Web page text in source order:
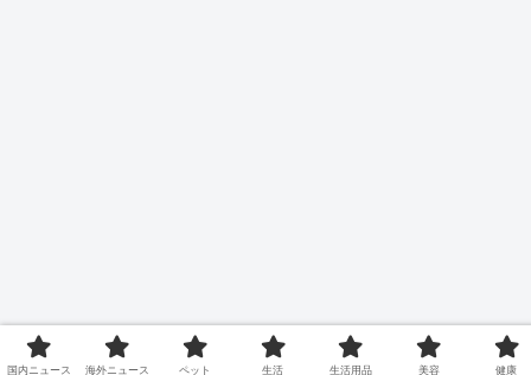
国内ニュース 海外ニュース ペット 生活 生活用品 美容 健康